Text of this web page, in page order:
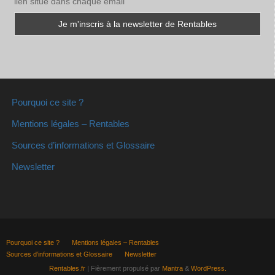
Pourquoi ce site ?
Mentions légales – Rentables
Sources d’informations et Glossaire
Newsletter
Pourquoi ce site ?
Mentions légales – Rentables
Sources d’informations et Glossaire
Newsletter
Rentables.fr| Fièrement propulsé par Mantra& WordPress.